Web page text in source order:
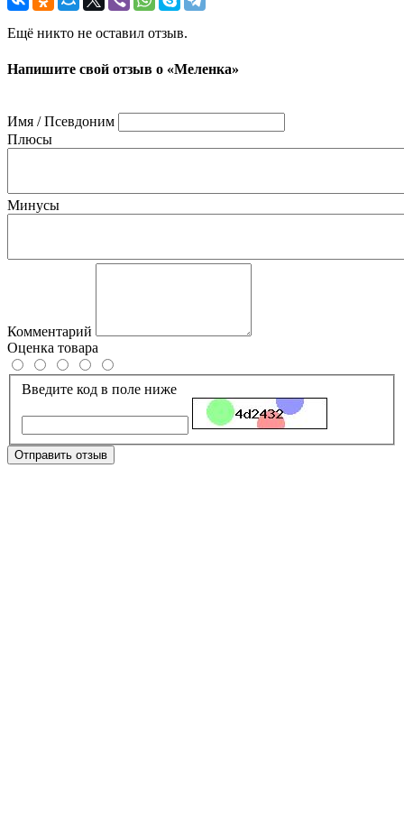
Ещё никто не оставил отзыв.
Напишите свой отзыв о «Меленка»
Имя / Псевдоним
Плюсы
Минусы
Комментарий
Оценка товара
Введите код в поле ниже
Отправить отзыв